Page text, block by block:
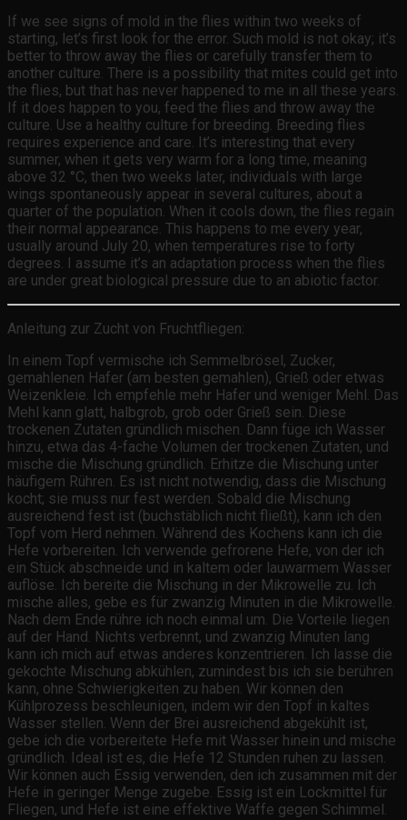
If we see signs of mold in the flies within two weeks of
starting, let’s first look for the error. Such mold is not okay; it’s
better to throw away the flies or carefully transfer them to
another culture. There is a possibility that mites could get into
the flies, but that has never happened to me in all these years.
If it does happen to you, feed the flies and throw away the
culture. Use a healthy culture for breeding. Breeding flies
requires experience and care. It’s interesting that every
summer, when it gets very warm for a long time, meaning
above 32 °C, then two weeks later, individuals with large
wings spontaneously appear in several cultures, about a
quarter of the population. When it cools down, the flies regain
their normal appearance. This happens to me every year,
usually around July 20, when temperatures rise to forty
degrees. I assume it’s an adaptation process when the flies
are under great biological pressure due to an abiotic factor.
Anleitung zur Zucht von Fruchtfliegen:
In einem Topf vermische ich Semmelbrösel, Zucker,
gemahlenen Hafer (am besten gemahlen), Grieß oder etwas
Weizenkleie. Ich empfehle mehr Hafer und weniger Mehl. Das
Mehl kann glatt, halbgrob, grob oder Grieß sein. Diese
trockenen Zutaten gründlich mischen. Dann füge ich Wasser
hinzu, etwa das 4-fache Volumen der trockenen Zutaten, und
mische die Mischung gründlich. Erhitze die Mischung unter
häufigem Rühren. Es ist nicht notwendig, dass die Mischung
kocht; sie muss nur fest werden. Sobald die Mischung
ausreichend fest ist (buchstäblich nicht fließt), kann ich den
Topf vom Herd nehmen. Während des Kochens kann ich die
Hefe vorbereiten. Ich verwende gefrorene Hefe, von der ich
ein Stück abschneide und in kaltem oder lauwarmem Wasser
auflöse. Ich bereite die Mischung in der Mikrowelle zu. Ich
mische alles, gebe es für zwanzig Minuten in die Mikrowelle.
Nach dem Ende rühre ich noch einmal um. Die Vorteile liegen
auf der Hand. Nichts verbrennt, und zwanzig Minuten lang
kann ich mich auf etwas anderes konzentrieren. Ich lasse die
gekochte Mischung abkühlen, zumindest bis ich sie berühren
kann, ohne Schwierigkeiten zu haben. Wir können den
Kühlprozess beschleunigen, indem wir den Topf in kaltes
Wasser stellen. Wenn der Brei ausreichend abgekühlt ist,
gebe ich die vorbereitete Hefe mit Wasser hinein und mische
gründlich. Ideal ist es, die Hefe 12 Stunden ruhen zu lassen.
Wir können auch Essig verwenden, den ich zusammen mit der
Hefe in geringer Menge zugebe. Essig ist ein Lockmittel für
Fliegen, und Hefe ist eine effektive Waffe gegen Schimmel.